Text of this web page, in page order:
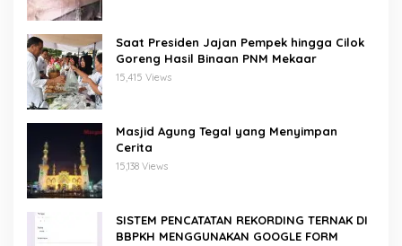
Saat Presiden Jajan Pempek hingga Cilok
Goreng Hasil Binaan PNM Mekaar
15,415 Views
Masjid Agung Tegal yang Menyimpan
Cerita
15,138 Views
SISTEM PENCATATAN REKORDING TERNAK DI
BBPKH MENGGUNAKAN GOOGLE FORM